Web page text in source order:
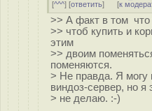
[^^^] [ответить] [к
>> А факт в том что
>> чтоб купить и
этим
>> двоим
поменяются.
> Не правда. Я могу
виндоз-сервер, но я
> не делаю. :-)